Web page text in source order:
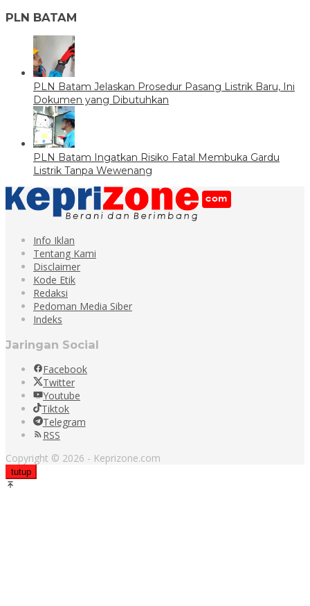
PLN BATAM
PLN Batam Jelaskan Prosedur Pasang Listrik Baru, Ini
Dokumen yang Dibutuhkan
PLN Batam Ingatkan Risiko Fatal Membuka Gardu
Listrik Tanpa Wewenang
Info Iklan
Tentang Kami
Disclaimer
Kode Etik
Redaksi
Pedoman Media Siber
Indeks
Jaringan Social
Facebook
Twitter
Youtube
Tiktok
Telegram
RSS
Copyright © 2026 - Keprizone.com
tutup